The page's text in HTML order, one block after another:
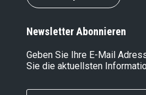
Newsletter Abonnieren
Geben Sie Ihre E-Mail
Sie die aktuellsten